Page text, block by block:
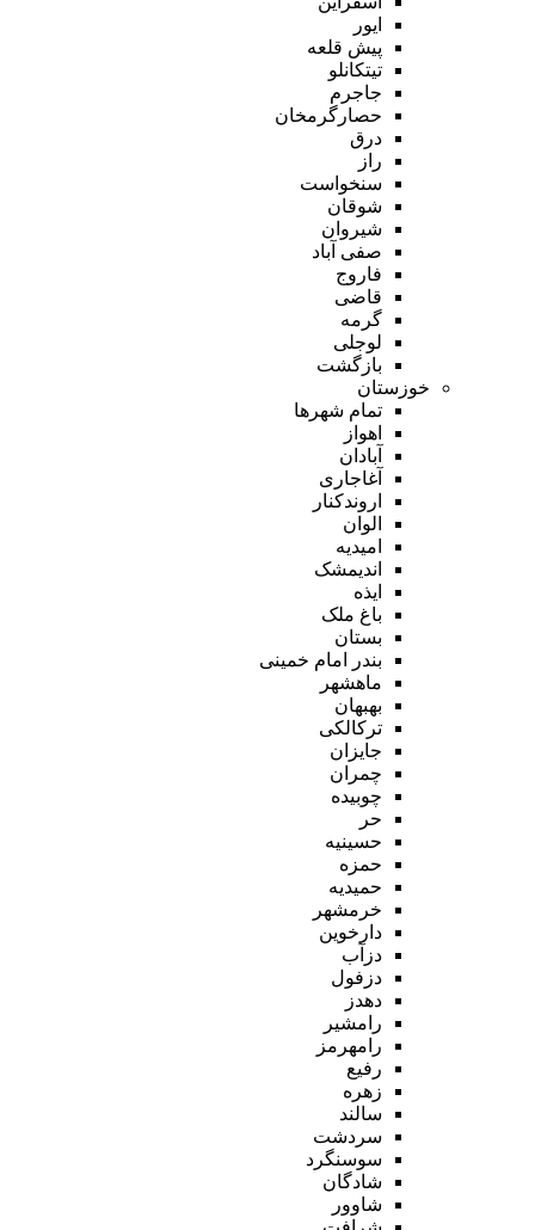
ایور
پیش قلعه
تیتکانلو
جاجرم
حصارگرمخان
درق
راز
سنخواست
شوقان
شیروان
صفی آباد
فاروج
قاضی
گرمه
لوجلی
بازگشت
خوزستان
تمام شهر‌ها
اهواز
آبادان
آغاجاری
اروندکنار
الوان
امیدیه
اندیمشک
ایذه
باغ ملک
بستان
بندر امام خمینی
ماهشهر
بهبهان
ترکالکی
جایزان
چمران
چوبیده
حر
حسینیه
حمزه
حمیدیه
خرمشهر
دارخوین
دزآب
دزفول
دهدز
رامشیر
رامهرمز
رفیع
زهره
سالند
سردشت
سوسنگرد
شادگان
شاوور